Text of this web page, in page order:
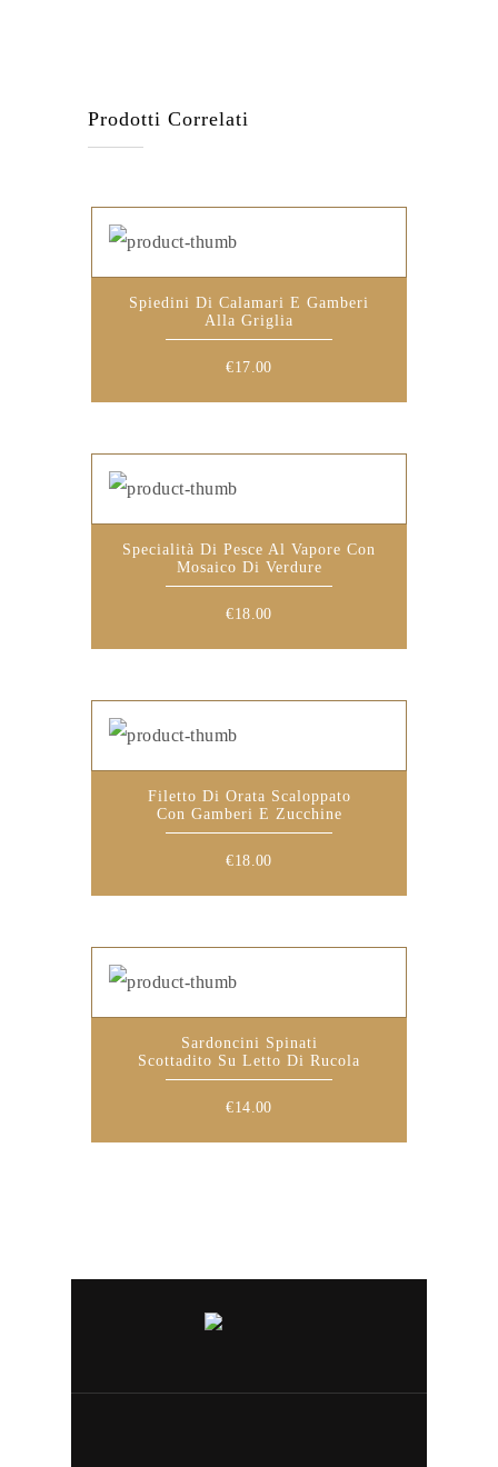
Prodotti Correlati
Spiedini Di Calamari E Gamberi
Alla Griglia
€17.00
Specialità Di Pesce Al Vapore Con
Mosaico Di Verdure
€18.00
Filetto Di Orata Scaloppato
Con Gamberi E Zucchine
€18.00
Sardoncini Spinati
Scottadito Su Letto Di Rucola
€14.00